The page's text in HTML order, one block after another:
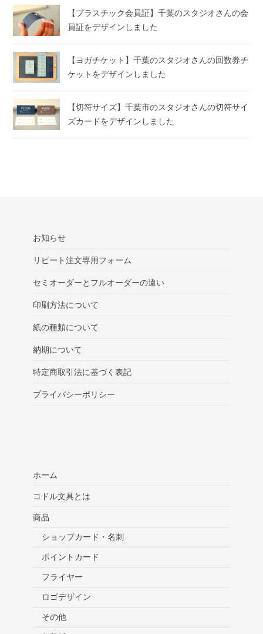
【プラスチック会員証】千葉のスタジオさんの会
員証をデザインしました
【ヨガチケット】千葉のスタジオさんの回数券チ
ケットをデザインしました
【切符サイズ】千葉市のスタジオさんの切符サイ
ズカードをデザインしました
お知らせ
リピート注文専用フォーム
セミオーダーとフルオーダーの違い
印刷方法について
紙の種類について
納期について
特定商取引法に基づく表記
プライバシーポリシー
ホーム
コドル文具とは
商品
ショップカード・名刺
ポイントカード
フライヤー
ロゴデザイン
その他